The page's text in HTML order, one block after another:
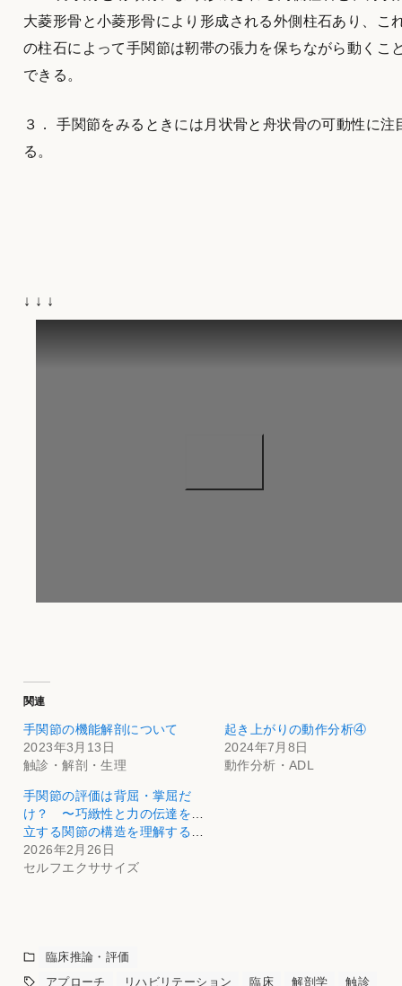
大菱形骨と小菱形骨により形成される外側柱石あり、こ
の柱石によって手関節は靭帯の張力を保ちながら動くこ
できる。
３． 手関節をみるときには月状骨と舟状骨の可動性に注
る。
↓ ↓ ↓
関連
手関節の機能解剖について
2023年3月13日
触診・解剖・生理
起き上がりの動作分析④
2024年7月8日
動作分析・ADL
手関節の評価は背屈・掌屈だ
け？ 〜巧緻性と力の伝達を両
2026年2月26日
セルフエクササイズ
臨床推論・評価
アプローチ
リハビリテーション 臨床 解剖学
触診